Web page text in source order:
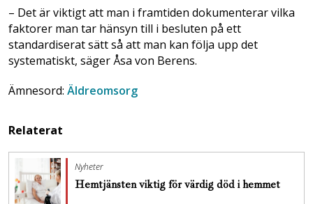
– Det är viktigt att man i framtiden dokumenterar vilka
faktorer man tar hänsyn till i besluten på ett
standardiserat sätt så att man kan följa upp det
systematiskt, säger Åsa von Berens.
Ämnesord: Äldreomsorg
Relaterat
Nyheter
Hemtjänsten viktig för värdig död i hemmet